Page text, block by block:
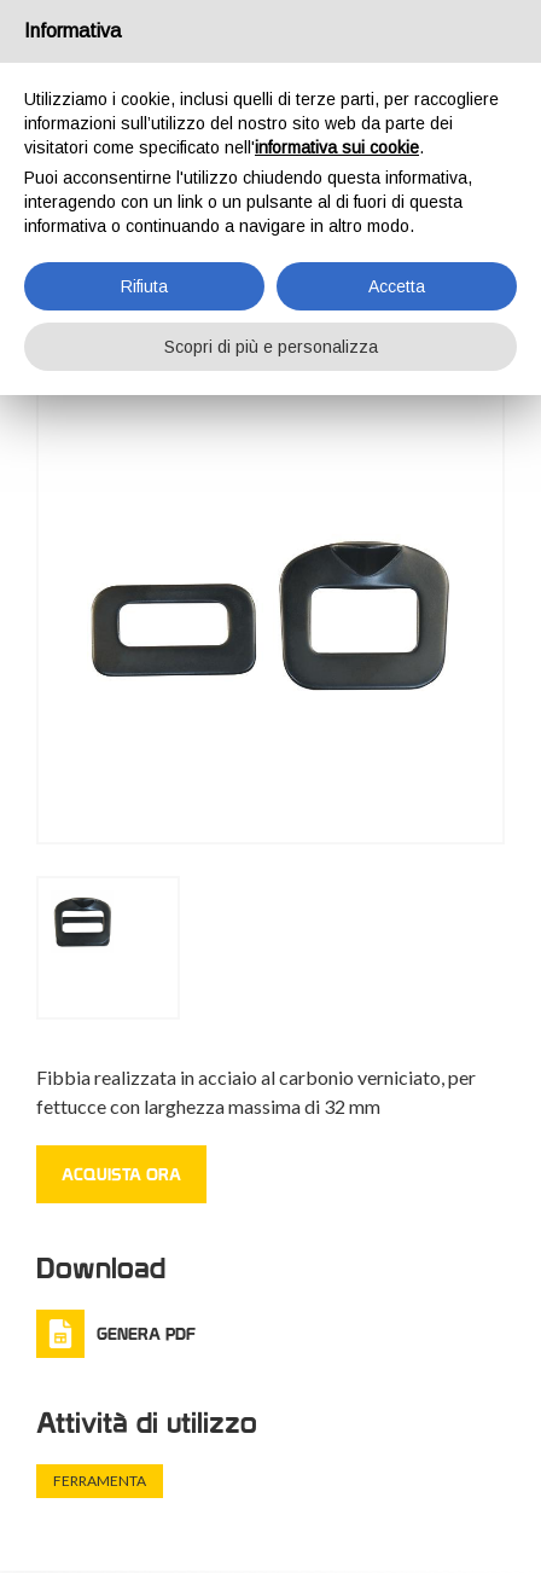
BUCKLE 927.32
BUCKLE 927.32
Fibbia realizzata in acciaio al carbonio verniciato, per
fettucce con larghezza massima di 32 mm
ACQUISTA ORA
Download
GENERA PDF
Attività di utilizzo
FERRAMENTA
Informativa
Utilizziamo i cookie, inclusi quelli di terze parti, per raccogliere
informazioni sull’utilizzo del nostro sito web da parte dei
visitatori come specificato nell'informativa sui cookie.
Puoi acconsentirne l'utilizzo chiudendo questa informativa,
interagendo con un link o un pulsante al di fuori di questa
informativa o continuando a navigare in altro modo.
Rifiuta Accetta
Scopri di più e personalizza